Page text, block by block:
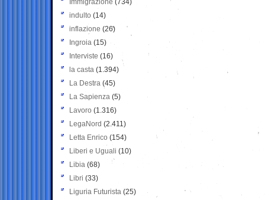
Immigrazione (734)
indulto (14)
inflazione (26)
Ingroia (15)
Interviste (16)
la casta (1.394)
La Destra (45)
La Sapienza (5)
Lavoro (1.316)
LegaNord (2.411)
Letta Enrico (154)
Liberi e Uguali (10)
Libia (68)
Libri (33)
Liguria Futurista (25)